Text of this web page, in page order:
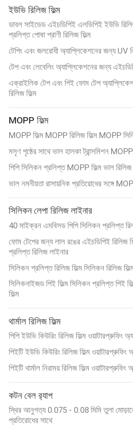
সম্পর্কে
কারখানা
পরিদর্শন
গুণমান
নিয়ন্ত্রণ
আমাদের
সাথে
যোগাযোগ
খবর
মামলা
ব্লগ
সাইট
ম্যাপ
গোপনীয়তা
নীতি
ইউভি রিলিজ ফিল্ম
ডাবল সাইডেড এইচডিপিই এলডিপিই ইউভি
প্রলিপ্ত পোষা প্রাণী রিলিজ ফিল্ম
টেপিং এবং জলরোধী অ্যাপ্লিকেশনের জন্য UV
টেপ এবং লেবেলিং অ্যাপ্লিকেশনের জন্য
এক্রাইলিক টেপ এবং পিই ফোম টেপ
রিলিজ ফিল্ম
MOPP ফিল্ম
MOPP ফিল্ম MOPP রিলিজ ফিল্ম MOPP
মসৃণ পৃষ্ঠের সাথে ভাল হালকা ট্রান্সমিশন
পিপি সিলিকন প্রলিপ্ত MOPP ফিল্ম ভাল রিলিজ
ভাল নমনীয়তা রাসায়নিক প্রতিরোধের সঙ্গে
সিলিকন লেপা রিলিজ লাইনার
40 মাইক্রন এমবিসড পিপি সিলিকন প্রলিপ্ত
ফোম টেপের জন্য লাল রঙের এইচডিপিই রিলিজ
প্রলিপ্ত রিলিজ লাইনার
সিলিকন প্রলিপ্ত রিলিজ ফিল্ম সিলিকন রিলিজ
সিলিকনাইজড পিই ফিল্ম সিলিকন প্রলিপ্ত পিই
ফিল্ম
থার্মাল রিলিজ ফিল্ম
পিপি ইউভি কিউরিং রিলিজ ফিল্ম ওয়াটারপ্রুফিং
পিইটি ইউভি কিউরিং রিলিজ ফিল্ম ওয়াটারপ্রুফিং
পিইটি থার্মাল নিরাময় রিলিজ ফিল্ম ওয়াটারপ্রুফিং
কটন বেল র‍্যাপ
স্থির আনুগত্য 0.075 - 0.08 মিমি তুলা
প্রতিরোধের সাথে